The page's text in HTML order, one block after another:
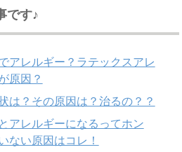
です♪
アレルギー？ラテックスアレ
原因？
は？その原因は？治るの？？
アレルギーになるってホン
ない原因はコレ！